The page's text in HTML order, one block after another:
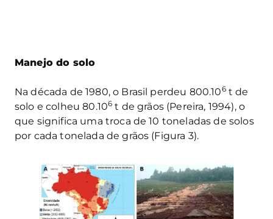
Manejo do solo
Na década de 1980, o Brasil perdeu 800.106t de
solo e colheu 80.106 t de grãos (Pereira, 1994), o
que significa uma troca de 10 toneladas de solos
por cada tonelada de grãos (Figura 3).